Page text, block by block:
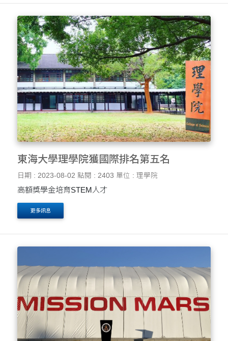
東海大學理學院獲國際排名第五名
日期 : 2023-08-02 點閱 : 2403 單位 : 理學院
高額獎學金培育STEM人才
更多訊息